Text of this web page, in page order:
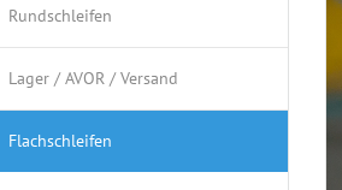
Rundschleifen
Lager / AVOR / Versand
Flachschleifen